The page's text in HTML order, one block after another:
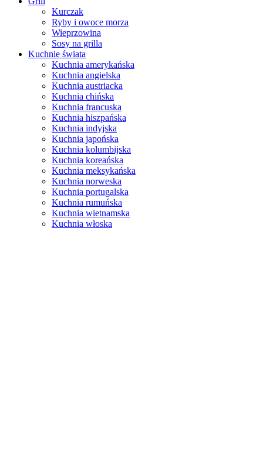
Kurczak
Ryby i owoce morza
Wieprzowina
Sosy na grilla
Kuchnie świata
Kuchnia amerykańska
Kuchnia angielska
Kuchnia austriacka
Kuchnia chińska
Kuchnia francuska
Kuchnia hiszpańska
Kuchnia indyjska
Kuchnia japońska
Kuchnia kolumbijska
Kuchnia koreańska
Kuchnia meksykańska
Kuchnia norweska
Kuchnia portugalska
Kuchnia rumuńska
Kuchnia wietnamska
Kuchnia włoska